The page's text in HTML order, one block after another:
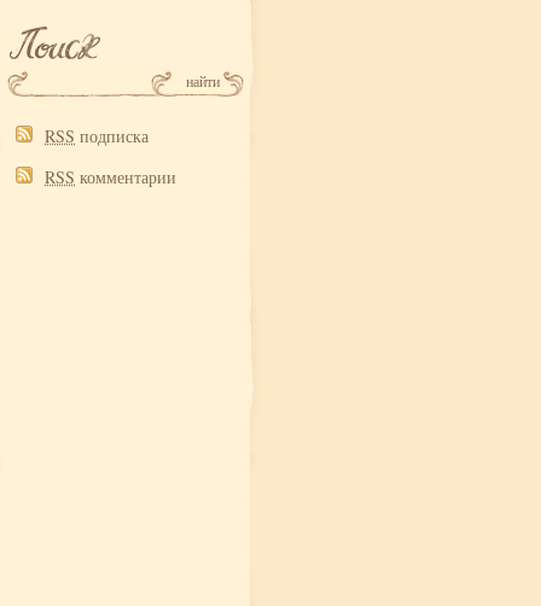
RSS подписка
RSS комментарии